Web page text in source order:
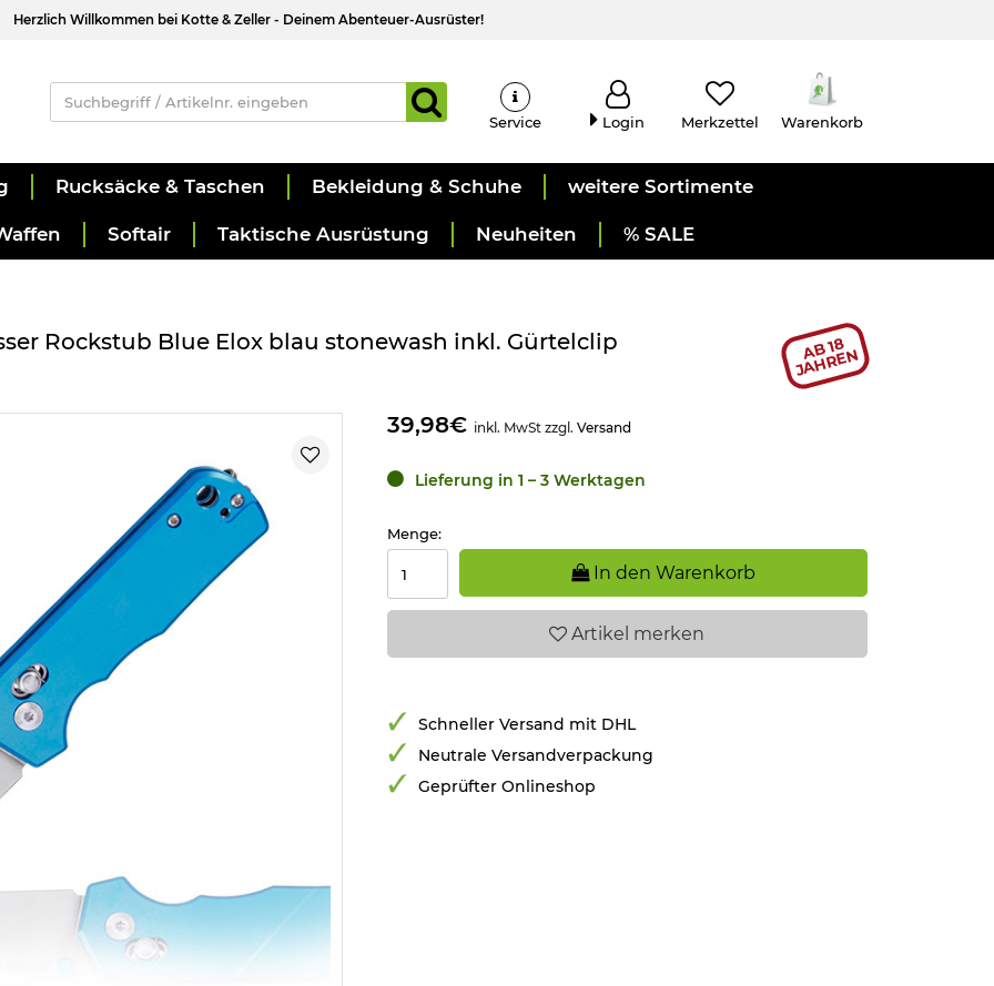
Herzlich Willkommen bei Kotte & Zeller - Deinem Abenteuer-Ausrüster!
Service Login Merkzettel Warenkorb
Rucksäcke & Taschen Bekleidung & Schuhe weitere Sortimente
Softair Taktische Ausrüstung Neuheiten % SALE
Rockstub Blue Elox blau stonewash inkl. Gürtelclip AB 18
JAHREN
39,98€ inkl. MwSt zzgl. Versand
Lieferung in 1 – 3 Werktagen
Menge:
In den Warenkorb
Artikel merken
Schneller Versand mit DHL
Neutrale Versandverpackung
Geprüfter Onlineshop